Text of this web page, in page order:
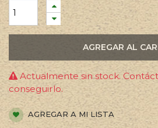
AGREGAR AL
Actualmente sin stock.
conseguirlo.
AGREGAR A MI LISTA